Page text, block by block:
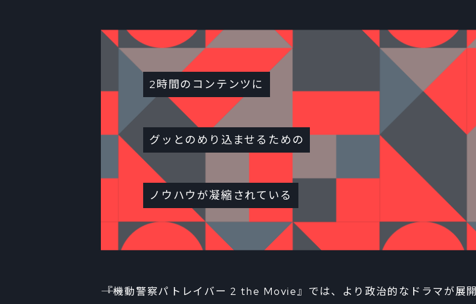
2時間のコンテンツに
グッとのめり込ませるための
ノウハウが凝縮されている
――『機動警察パトレイバー 2 the Movie』では、より政治的なドラマが展開